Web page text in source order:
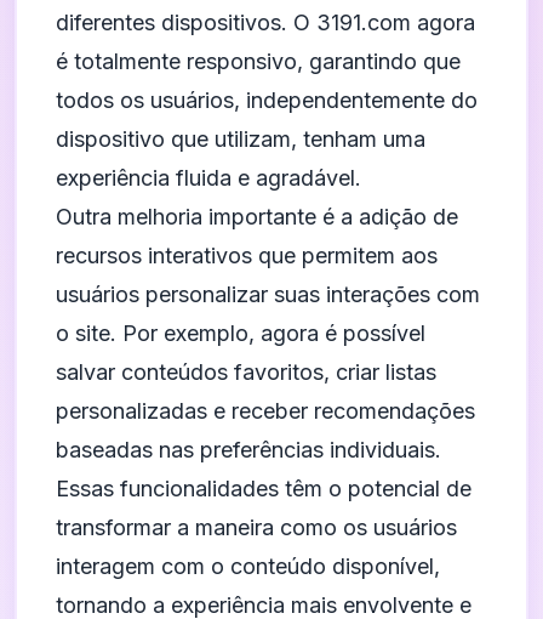
diferentes dispositivos. O 3191.com agora
é totalmente responsivo, garantindo que
todos os usuários, independentemente do
dispositivo que utilizam, tenham uma
experiência fluida e agradável.
Outra melhoria importante é a adição de
recursos interativos que permitem aos
usuários personalizar suas interações com
o site. Por exemplo, agora é possível
salvar conteúdos favoritos, criar listas
personalizadas e receber recomendações
baseadas nas preferências individuais.
Essas funcionalidades têm o potencial de
transformar a maneira como os usuários
interagem com o conteúdo disponível,
tornando a experiência mais envolvente e